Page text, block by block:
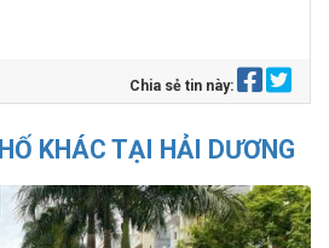
Chia sẻ tin này:
KHÁC TẠI HẢI DƯƠNG